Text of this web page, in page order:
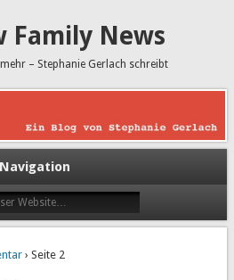
Family News
– Stephanie Gerlach schreibt
Navigation
› Seite 2